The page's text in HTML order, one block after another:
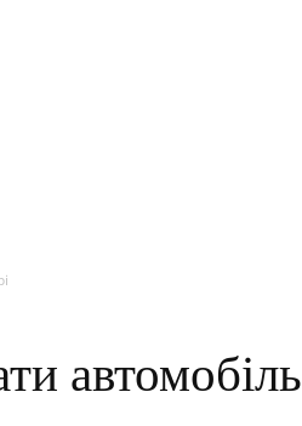
автомобіль